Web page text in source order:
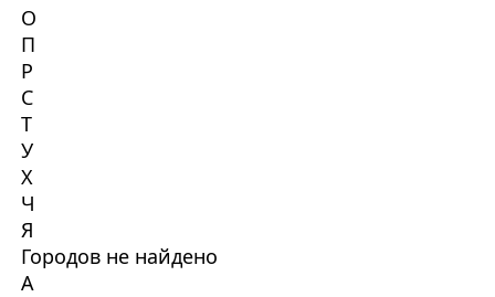
О
П
Р
С
Т
У
Х
Ч
Я
Городов не найдено
А